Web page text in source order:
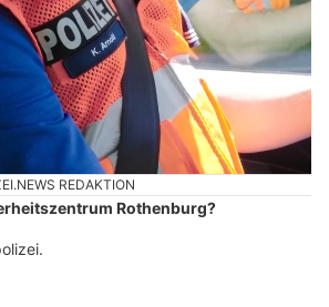
REDAKTION
Rothenburg?